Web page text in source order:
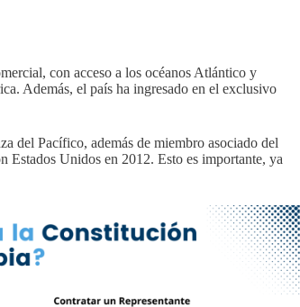
con acceso a los océanos Atlántico y
Además, el país ha ingresado en el exclusivo
del Pacífico, además de miembro asociado del
Unidos en 2012. Esto es importante, ya